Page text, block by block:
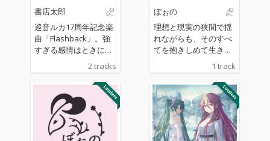
書店太郎
巡音ルカ17周年記念楽
曲「Flashback」。強
すぎる感情はときに反
転してしまうことをテ
ーマにした。一曲。通
常よりもヘヴィでダー
クな楽曲と、絶叫する
巡音ルカの歪んだ愛情
をコンセプトにしたメ
タル/ハードコアラウ
2 tracks
ぼぉの
理想と現実の狭間で揺
れながらも、そのすべ
てを抱きしめて生きて
いく決意を歌った歌で
す。ネガティブに見え
る現実を受け止め、そ
れでも前に進もうとす
る姿を、IAの透明感あ
る声にのせた至高の楽
曲！
1 track